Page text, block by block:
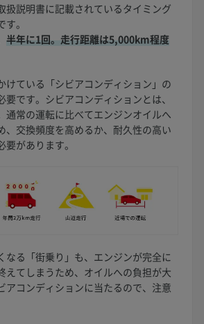
扱説明書に記載されているタイミング
。
半年に1回。走行距離は5,000km程度
けている「シビアコンディション」の
です。シビアコンディションとは、
通常の運転に比べてエンジンオイルへ
、交換頻度を高めるか、耐久性の高い
があります。
なる「街乗り」も、エンジンが完全に
えてしまうため、オイルへの負担が大
アコンディションに当たるので、注意